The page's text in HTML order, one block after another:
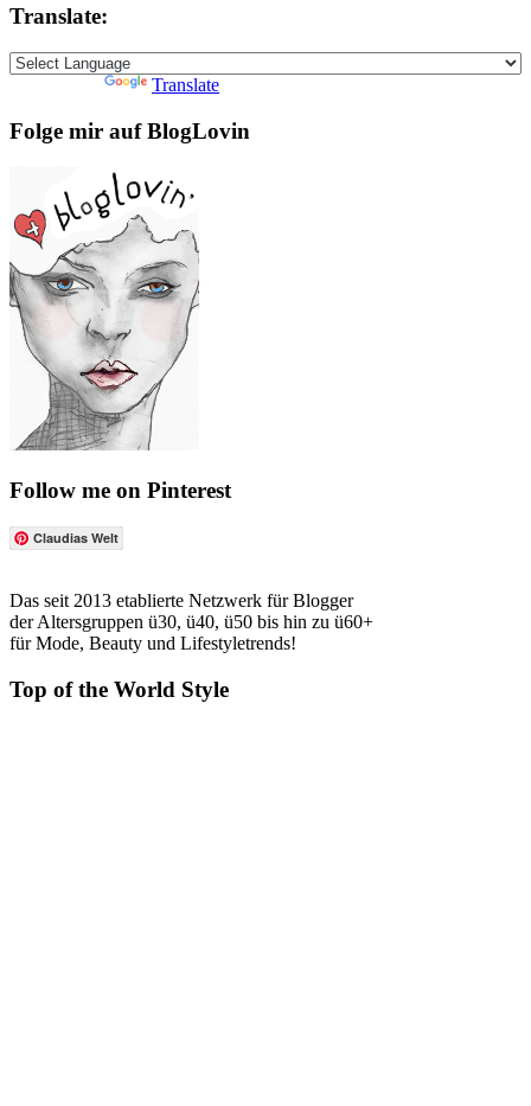
Translate:
Translate
Folge mir auf BlogLovin
Follow me on Pinterest
Claudias Welt
Das seit 2013 etablierte Netzwerk für Blogger
der Altersgruppen ü30, ü40, ü50 bis hin zu ü60+
für Mode, Beauty und Lifestyletrends!
Top of the World Style